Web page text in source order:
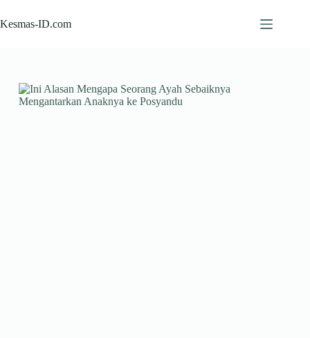
to
content
Kesmas-ID.com